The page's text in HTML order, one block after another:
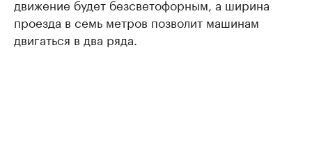
движение будет безсветофорным, а ширина
проезда в семь метров позволит машинам
двигаться в два ряда.